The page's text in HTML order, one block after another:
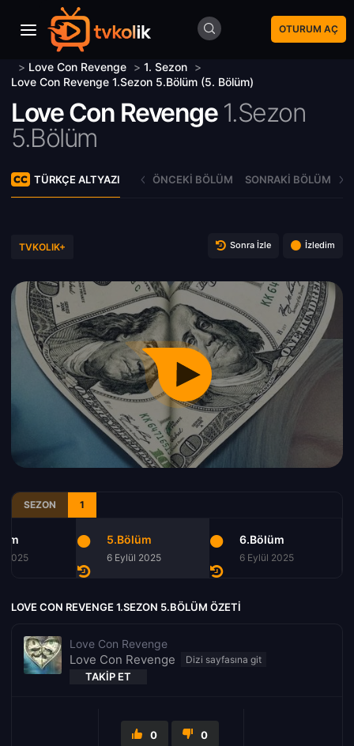
OTURUM AÇ
> Love Con Revenge > 1. Sezon >
Love Con Revenge 1.Sezon 5.Bölüm (5. Bölüm)
Love Con Revenge 1.Sezon
5.Bölüm
TÜRKÇE ALTYAZI ÖNCEKI BÖLÜM SONRAKI BÖLÜM
TVKOLIK+ Sonra İzle İzledim
SEZON 1
2025
5.Bölüm
6 Eylül 2025
6.Bölüm
6 Eylül 2025
LOVE CON REVENGE 1.SEZON 5.BÖLÜM ÖZETI
Love Con Revenge
Love Con Revenge
TAKIP ET
0 0